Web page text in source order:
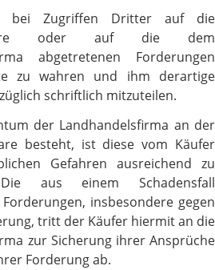
bei Zugriffen Dritter auf die
oder auf die dem
abgetretenen Forderungen
zu wahren und ihm derartige
schriftlich mitzuteilen.
der Landhandelsfirma an der
besteht, ist diese vom Käufer
Gefahren ausreichend zu
aus einem Schadensfall
insbesondere gegen
tritt der Käufer hiermit an die
zur Sicherung ihrer Ansprüche
Forderung ab.